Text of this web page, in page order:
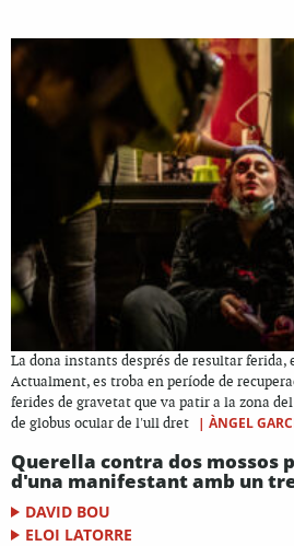
La dona instants després de resultar ferida,
Actualment, es troba en període de
ferides de gravetat que va patir a la zona
de globus ocular de l'ull dret
| ÀNGEL
Querella contra dos mossos
d'una manifestant amb un
DAVID BOU
ELOI LATORRE